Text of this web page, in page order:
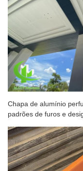
Chapa de alumínio
padrões de furos e